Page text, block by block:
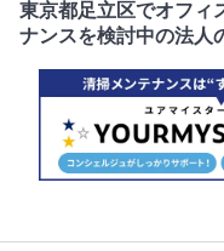
東京都足立区でオフィ
ナンスを検討中の法人